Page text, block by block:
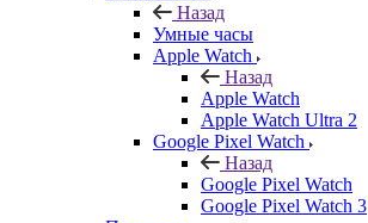
Назад
Умные часы
Apple Watch
Назад
Apple Watch
Apple Watch Ultra 2
Google Pixel Watch
Назад
Google Pixel Watch
Google Pixel Watch 3